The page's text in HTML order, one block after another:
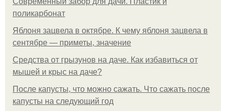
поликарбонат
Яблоня зацвела в октябре. К чему яблоня зацвела в
сентябре — приметы, значение
Средства от грызунов на даче. Как избавиться от
мышей и крыс на даче?
После капусты, что можно сажать. Что сажать после
капусты на следующий год